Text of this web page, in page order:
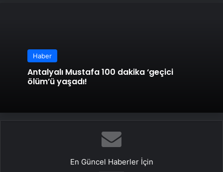
Haber
Antalyalı Mustafa 100 dakika ‘geçici
ölüm’ü yaşadı!
En Güncel Haberler İçin